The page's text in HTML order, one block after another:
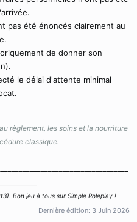
pas été énoncés clairement au
de donner son
le délai d'attente minimal
règlement, les soins et la nourriture
classique.
Bon jeu à tous sur Simple Roleplay !
Dernière édition: 3 Juin 2026